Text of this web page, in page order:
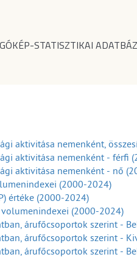
STATISZTIKAI
aktivitása nemenként,
aktivitása nemenként - férfi
aktivitása nemenként - nő
(2000-2024)
értéke (2000-2024)
volumenindexei (2000-2024)
árufőcsoportok szerint -
árufőcsoportok szerint -
árufőcsoportok szerint -